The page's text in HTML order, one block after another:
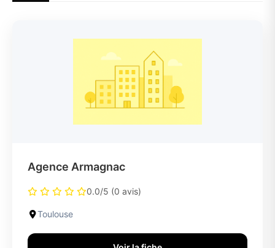
Agence Armagnac
0.0/5 (0 avis)
Toulouse